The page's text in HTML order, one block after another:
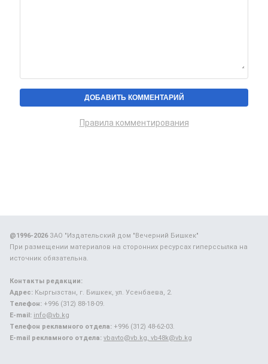
Правила комментирования
@1996-2026ЗАО "Издательский дом "Вечерний Бишкек"
При размещении материалов на сторонних ресурсах гиперссылка на
источник обязательна.
Контакты редакции:
Адрес: Кыргызстан, г. Бишкек, ул. Усенбаева, 2.
Телефон: +996 (312) 88-18-09.
E-mail: info@vb.kg
Телефон рекламного отдела: +996 (312) 48-62-03.
E-mail рекламного отдела: vbavto@vb.kg, vb48k@vb.kg